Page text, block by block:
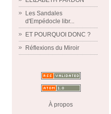
Les Sandales
d'Empédocle libr...
ET POURQUOI DONC ?
Réflexions du Miroir
À propos